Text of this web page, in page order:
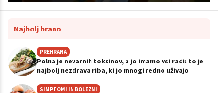
Najbolj brano
PREHRANA
Polna je nevarnih toksinov, a jo imamo vsi radi: to je
najbolj nezdrava riba, ki jo mnogi redno uživajo
SIMPTOMI IN BOLEZNI